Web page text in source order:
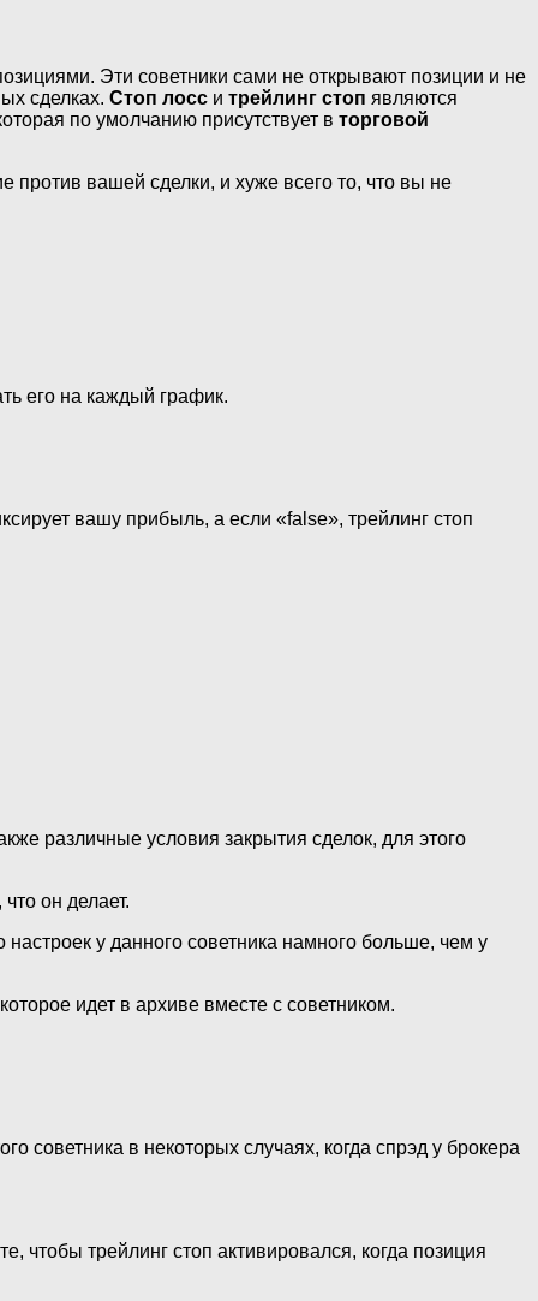
Эти советники сами не открывают позиции и не
сделках. Стоп лосс и трейлинг стоп являются
по умолчанию присутствует в торговой
против вашей сделки, и хуже всего то, что вы не
его на каждый график.
вашу прибыль, а если «false», трейлинг стоп
различные условия закрытия сделок, для этого
он делает.
у данного советника намного больше, чем у
идет в архиве вместе с советником.
советника в некоторых случаях, когда спрэд у брокера
чтобы трейлинг стоп активировался, когда позиция